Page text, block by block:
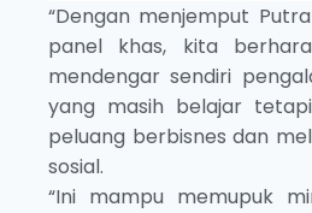
“Dengan menjemput
panel khas, kita
mendengar sendiri
yang masih belajar
peluang berbisnes dan
sosial.
“Ini mampu memupuk